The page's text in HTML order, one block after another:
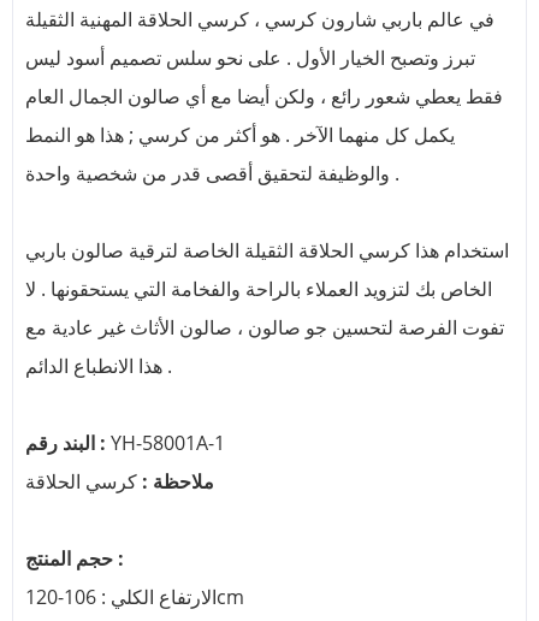
في عالم باربي شارون كرسي ، كرسي الحلاقة المهنية الثقيلة
تبرز وتصبح الخيار الأول . على نحو سلس تصميم أسود ليس
فقط يعطي شعور رائع ، ولكن أيضا مع أي صالون الجمال العام
يكمل كل منهما الآخر . هو أكثر من كرسي ; هذا هو النمط
والوظيفة لتحقيق أقصى قدر من شخصية واحدة .
استخدام هذا كرسي الحلاقة الثقيلة الخاصة لترقية صالون باربي
الخاص بك لتزويد العملاء بالراحة والفخامة التي يستحقونها . لا
تفوت الفرصة لتحسين جو صالون ، صالون الأثاث غير عادية مع
هذا الانطباع الدائم .
البند رقم : YH-58001A-1
ملاحظة : كرسي الحلاقة
حجم المنتج :
الارتفاع الكلي : 106-120cm